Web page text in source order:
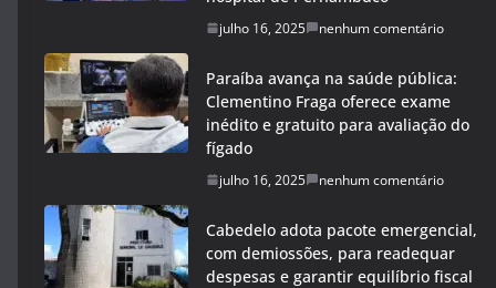
julho 16, 2025 nenhum comentário
Paraíba avança na saúde pública:
Clementino Fraga oferece exame
inédito e gratuito para avaliação do
fígado
julho 16, 2025 nenhum comentário
Cabedelo adota pacote emergencial,
com demiossões, para readequar
despesas e garantir equilíbrio fiscal